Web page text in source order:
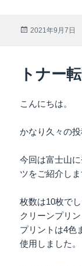
投
2021年9月7日
トナー
こんにちは。
かなり久々の投
今回は富士山
ツをご紹介しま
枚数は10枚で
クリーンプリ
プリントは4色
使用しました。